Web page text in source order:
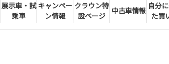
展示車・試
乗車
キャンペー
ン情報
クラウン特
設ページ
中古車情報 自分
た買